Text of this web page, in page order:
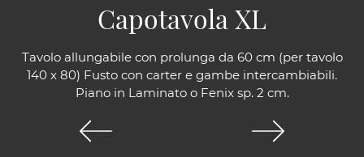
Tavolo allungabile con prolunga da 60 cm (per tavolo
140 x 80) Fusto con carter e gambe intercambiabili.
Piano in Laminato o Fenix sp. 2 cm.
Capotavola XL